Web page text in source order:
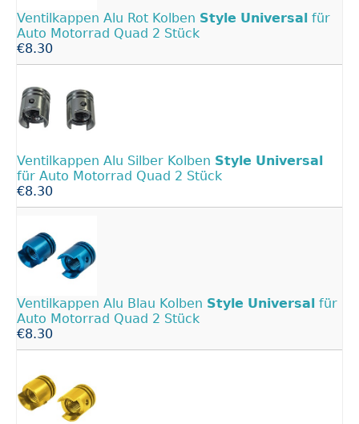
Ventilkappen Alu Rot Kolben Style Universal für
Auto Motorrad Quad 2 Stück
€8.30
Ventilkappen Alu Silber Kolben Style Universal
für Auto Motorrad Quad 2 Stück
€8.30
Ventilkappen Alu Blau Kolben Style Universal für
Auto Motorrad Quad 2 Stück
€8.30